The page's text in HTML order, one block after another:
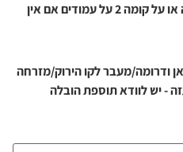
*תוספת תשלום על קומה 3 ומעלה או על קומה 2 על עמודים אם אין
כביש 90 מבית שאן ודרומה/מעבר לקו הירוק/מזרחה
עזה - יש לוודא תוספת הובלה